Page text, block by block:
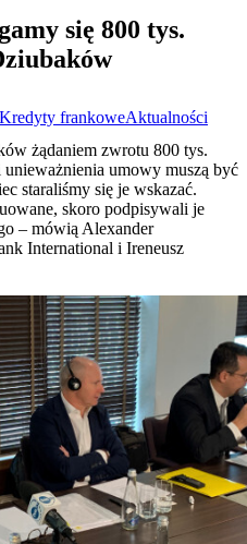
się 800 tys.
Kredyty frankoweAktualności
żądaniem zwrotu 800 tys.
unieważnienia umowy muszą być
staraliśmy się je wskazać.
skoro podpisywali je
– mówią Alexander
International i Ireneusz